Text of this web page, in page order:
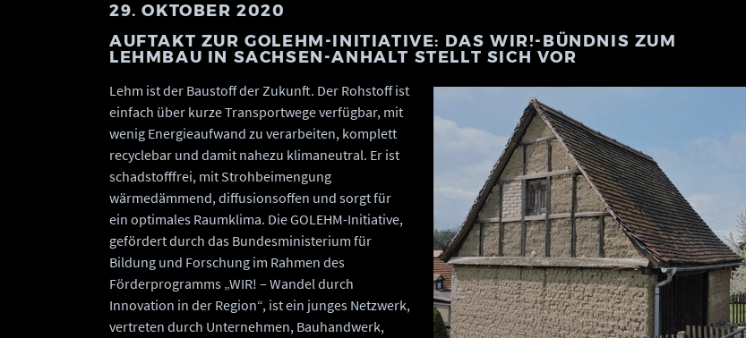
29. OKTOBER 2020
AUFTAKT ZUR GOLEHM-INITIATIVE: DAS WIR!-BÜNDNIS ZUM
LEHMBAU IN SACHSEN-ANHALT STELLT SICH VOR
Lehm ist der Baustoff der Zukunft. Der Rohstoff ist
einfach über kurze Transportwege verfügbar, mit
wenig Energieaufwand zu verarbeiten, komplett
recyclebar und damit nahezu klimaneutral. Er ist
schadstofffrei, mit Strohbeimengung
wärmedämmend, diffusionsoffen und sorgt für
ein optimales Raumklima. Die GOLEHM-Initiative,
gefördert durch das Bundesministerium für
Bildung und Forschung im Rahmen des
Förderprogramms „WIR! – Wandel durch
Innovation in der Region“, ist ein junges Netzwerk,
vertreten durch Unternehmen, Bauhandwerk,